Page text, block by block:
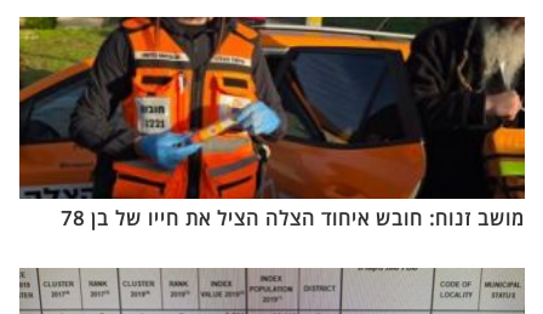
מושב זנוח: חובש איחוד הצלה הציל את חייו של בן 78